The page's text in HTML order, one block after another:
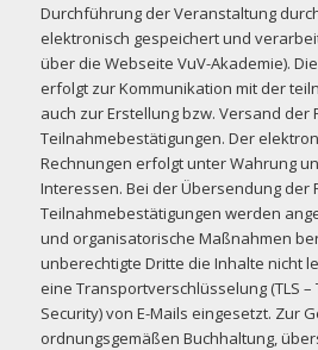
Durchführung der Veranstaltung
elektronisch gespeichert und
über die Webseite VuV-Akademie).
erfolgt zur Kommunikation mit der
auch zur Erstellung bzw. Versand der
Teilnahmebestätigungen. Der
Rechnungen erfolgt unter Wahrung
Interessen. Bei der Übersendung der
Teilnahmebestätigungen werden
und organisatorische Maßnahmen
unberechtigte Dritte die Inhalte nicht
eine Transportverschlüsselung (TLS
Security) von E-Mails eingesetzt. Zur
ordnungsgemäßen Buchhaltung,